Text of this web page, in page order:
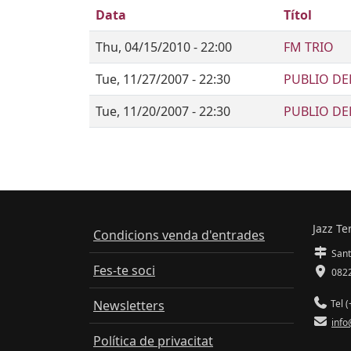
Data Títol
Thu, 04/15/2010 - 22:00
FM TRIO
Tue, 11/27/2007 - 22:30
PUBLIO
Tue, 11/20/2007 - 22:30
PUBLIO
Condicions venda d'entrades
Fes-te soci
Newsletters
Política de privacitat
Jazz
Tel